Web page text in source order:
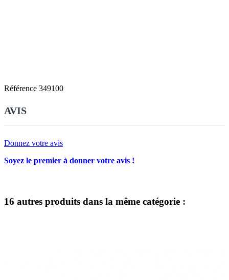
Référence 349100
AVIS
Donnez votre avis
Soyez le premier à donner votre avis !
16 autres produits dans la même catégorie :